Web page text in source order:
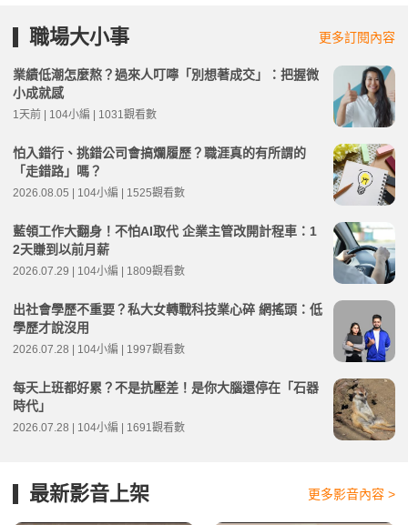
職場大小事 更多訂閱內容
業績低潮怎麼熬？過來人叮嚀「別想著成交」：把握微
小成就感
1天前 | 104小編 | 1031觀看數
怕入錯行、挑錯公司會搞爛履歷？職涯真的有所謂的
「走錯路」嗎？
2026.08.05 | 104小編 | 1525觀看數
藍領工作大翻身！不怕AI取代 企業主管改開計程車：1
2天賺到以前月薪
2026.07.29 | 104小編 | 1809觀看數
出社會學歷不重要？私大女轉戰科技業心碎 網搖頭：低
學歷才說沒用
2026.07.28 | 104小編 | 1997觀看數
每天上班都好累？不是抗壓差！是你大腦還停在「石器
時代」
2026.07.28 | 104小編 | 1691觀看數
最新影音上架 更多影音內容 >